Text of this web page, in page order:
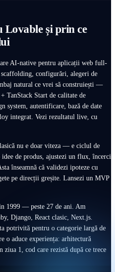
Lovable și prin ce
AI-native pentru aplicații web full-
configurări, alegeri de
natural ce vrei să construiești —
TanStack Start de calitate de
system, autentificare, bază de date
integrat. Vezi rezultatul live, cu
nu e doar viteza — e ciclul de
de produs, ajustezi un flux, încerci
înseamnă că validezi ipoteze cu
pe direcții greșite. Lansezi un MVP
1999 — peste 27 de ani. Am
Django, React clasic, Next.js.
potrivită pentru o categorie largă de
o aduce experiența: arhitectură
1, cod care rezistă după ce trece